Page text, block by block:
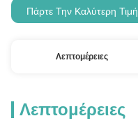
Πάρτε Την Καλύτερη Τιμή
Λεπτομέρειες
Λεπτομέρειες